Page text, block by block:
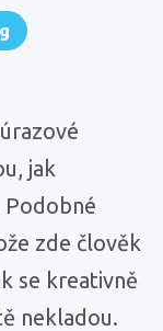
jak
zde člověk
se kreativně
nekladou.